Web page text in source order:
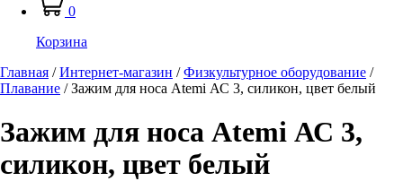
0
Корзина
Главная /Интернет-магазин /Физкультурное оборудование /
Плавание /Зажим для носа Atemi АС 3, силикон, цвет белый
Зажим для носа Atemi АС 3,
силикон, цвет белый